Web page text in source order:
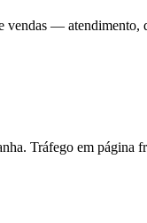
vendas —
Tráfego em